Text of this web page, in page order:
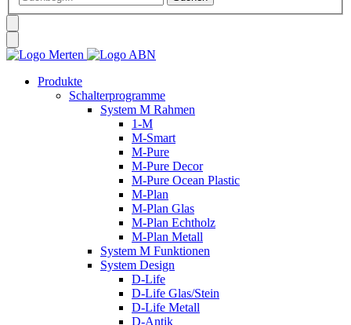
Produkte
Schalterprogramme
System M Rahmen
1-M
M-Smart
M-Pure
M-Pure Decor
M-Pure Ocean Plastic
M-Plan
M-Plan Glas
M-Plan Echtholz
M-Plan Metall
System M Funktionen
System Design
D-Life
D-Life Glas/Stein
D-Life Metall
D-Antik